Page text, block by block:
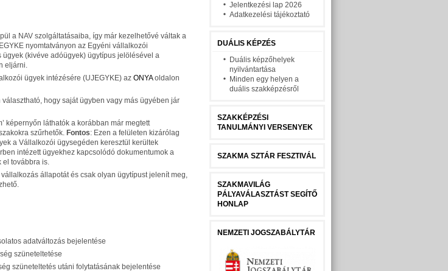
a NAV szolgáltatásaiba, így már kezelhetővé váltak a
nyomtatványon az Egyéni vállalkozói
(kivéve adóügyek) ügytípus jelölésével a
eljárni.
ügyek intézésére (UJEGYKE) az ONYAoldalon
hogy saját ügyben vagy más ügyében jár
képernyőn láthatók a korábban már megtett
szűrhetők. Fontos: Ezen a felületen kizárólag
a Vállalkozói ügysegéden keresztül kerültek
intézett ügyekhez kapcsolódó dokumentumok a
el továbbra is.
állapotát és csak olyan ügytípust jelenít meg,
adatváltozás bejelentése
szüneteltetése
szüneteltetés utáni folytatásának bejelentése
Jelentkezési lap 2026
Adatkezelési tájékoztató
DUÁLIS KÉPZÉS
Duális képzőhelyek
nyilvántartása
Minden egy helyen a
duális szakképzésről
SZAKKÉPZÉSI
TANULMÁNYI VERSENYEK
SZAKMA SZTÁR FESZTIVÁL
SZAKMAVILÁG
PÁLYAVÁLASZTÁST SEGÍTŐ
HONLAP
NEMZETI JOGSZABÁLYTÁR